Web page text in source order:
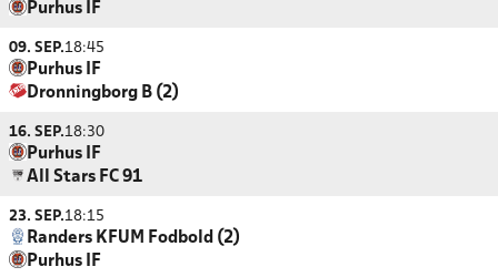
Purhus IF
09. SEP.18:45
Purhus IF
Dronningborg B (2)
16. SEP.18:30
Purhus IF
All Stars FC 91
23. SEP.18:15
Randers KFUM Fodbold (2)
Purhus IF